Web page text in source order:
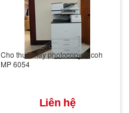
Cho thuê máy photocopy Ricoh
MP 6054
Liên hệ